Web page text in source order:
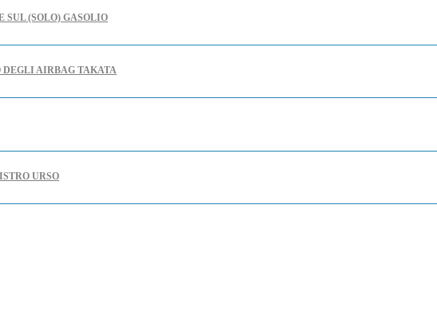
SUL (SOLO) GASOLIO
AIRBAG TAKATA
URSO
DI CONFERMA DEGLI INVESTIMENTI
DALL'INTELLIGENZA ARTIFICIALE